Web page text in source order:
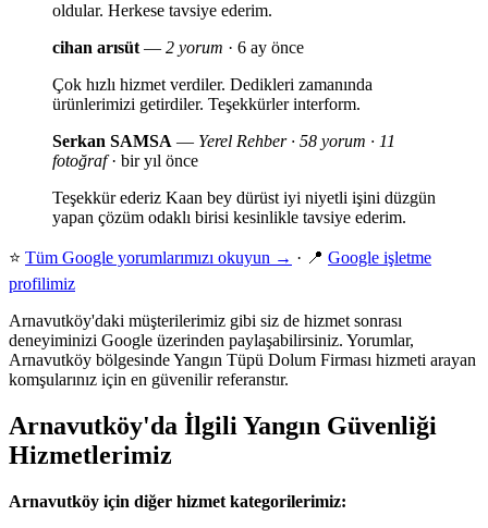
oldular. Herkese tavsiye ederim.
cihan arısüt— 2 yorum · 6 ay önce
Çok hızlı hizmet verdiler. Dedikleri zamanında
ürünlerimizi getirdiler. Teşekkürler interform.
Serkan SAMSA — Yerel Rehber · 58 yorum · 11
fotoğraf· bir yıl önce
Teşekkür ederiz Kaan bey dürüst iyi niyetli işini düzgün
yapan çözüm odaklı birisi kesinlikle tavsiye ederim.
⭐ Tüm Google yorumlarımızı okuyun → · 📍 Google işletme
profilimiz
Arnavutköy'daki müşterilerimiz gibi siz de hizmet sonrası
deneyiminizi Google üzerinden paylaşabilirsiniz. Yorumlar,
Arnavutköy bölgesinde Yangın Tüpü Dolum Firması hizmeti arayan
komşularınız için en güvenilir referanstır.
Arnavutköy'da İlgili Yangın Güvenliği
Hizmetlerimiz
Arnavutköy için diğer hizmet kategorilerimiz: